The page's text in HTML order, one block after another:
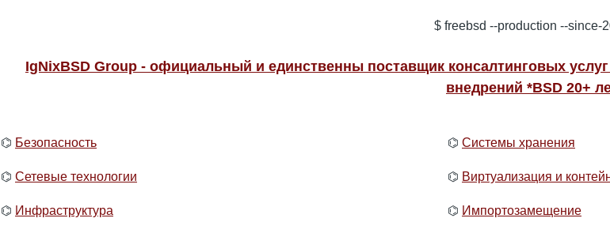
$ freebsd --production --since-
IgNixBSD Group - официальный и единственны поставщик консалтинговых
внедрений *BSD 20+
⌬ Безопасность
⌬ Cетевые технологии
⌬ Инфраструктура
⌬ Системы хранения
⌬ Виртуализация и
⌬ Импортозамещение